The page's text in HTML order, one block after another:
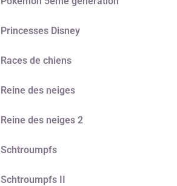
Princesses Disney
Races de chiens
Reine des neiges
Reine des neiges 2
Schtroumpfs
Schtroumpfs II